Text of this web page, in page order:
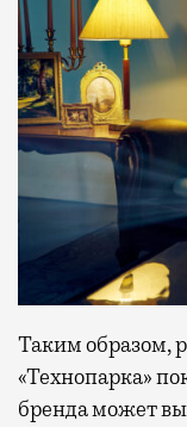
Таким образом,
«Технопарка»
бренда может